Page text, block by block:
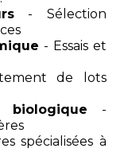
- Sélection
- Essais et
de lots
biologique -
spécialisées à